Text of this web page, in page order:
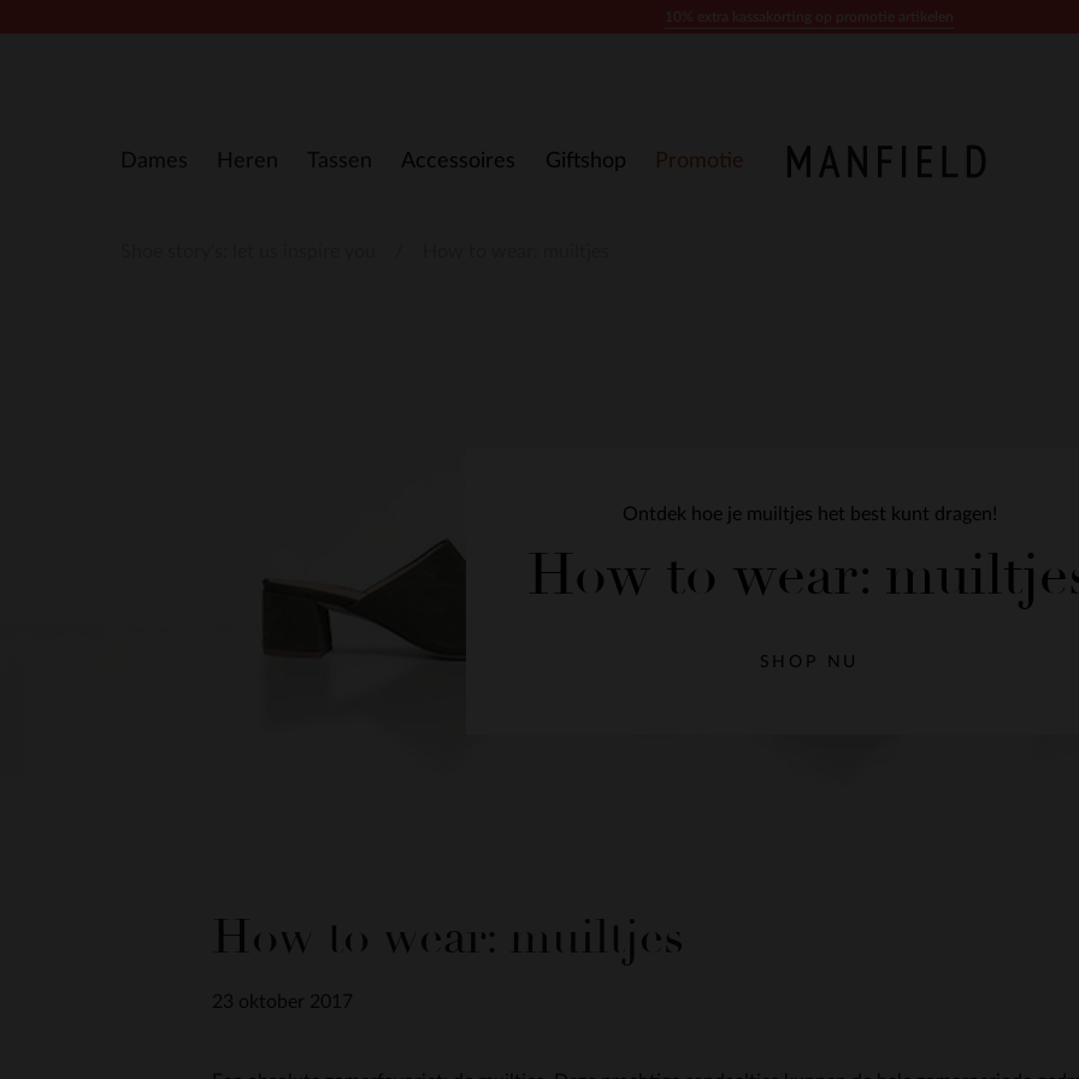
Dames Heren Tassen Accessoires Giftshop Promotie
How to wear: muiltjes
23 oktober 2017
Ontdek hoe je muiltjes het best kunt dragen!
How to wear:
SHOP NU